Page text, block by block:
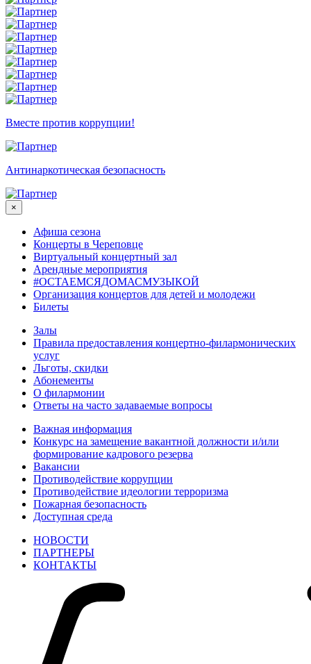
Вместе против коррупции!
Антинаркотическая безопасность
×
Афиша сезона
Концерты в Череповце
Виртуальный концертный зал
Арендные мероприятия
#ОСТАЕМСЯДОМАСМУЗЫКОЙ
Организация концертов для детей и молодежи
Билеты
Залы
Правила предоставления концертно-филармонических
услуг
Льготы, скидки
Абонементы
О филармонии
Ответы на часто задаваемые вопросы
Важная информация
Конкурс на замещение вакантной должности и/или
формирование кадрового резерва
Вакансии
Противодействие коррупции
Противодействие идеологии терроризма
Пожарная безопасность
Доступная среда
НОВОСТИ
ПАРТНЕРЫ
КОНТАКТЫ